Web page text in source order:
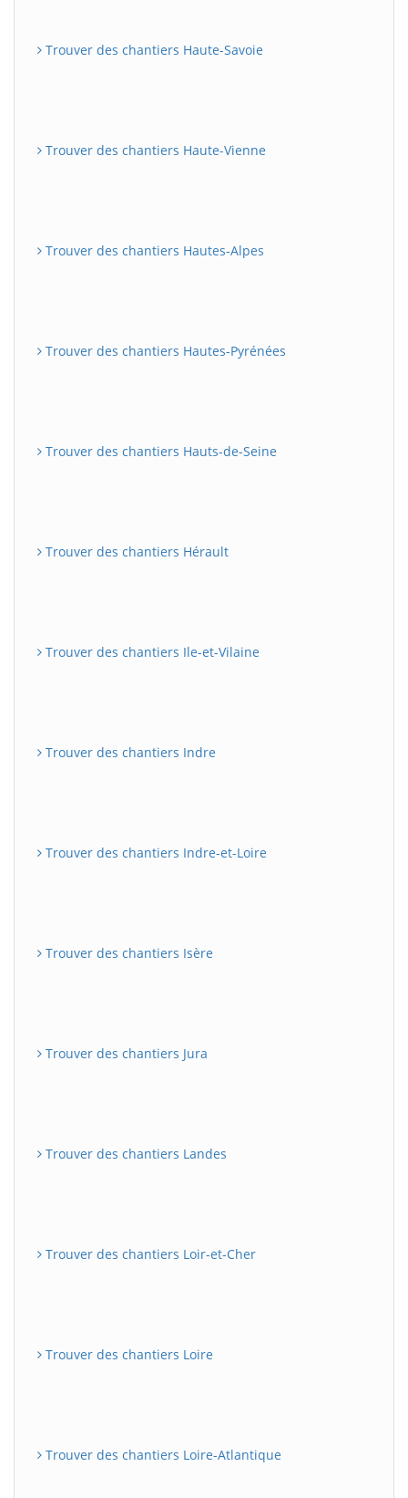
Trouver des chantiers Haute-Savoie
Trouver des chantiers Haute-Vienne
Trouver des chantiers Hautes-Alpes
Trouver des chantiers Hautes-Pyrénées
Trouver des chantiers Hauts-de-Seine
Trouver des chantiers Hérault
Trouver des chantiers Ile-et-Vilaine
Trouver des chantiers Indre
Trouver des chantiers Indre-et-Loire
Trouver des chantiers Isère
Trouver des chantiers Jura
Trouver des chantiers Landes
Trouver des chantiers Loir-et-Cher
Trouver des chantiers Loire
Trouver des chantiers Loire-Atlantique